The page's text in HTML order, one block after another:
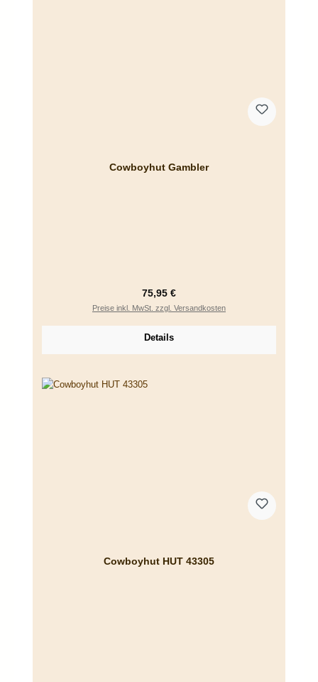
Cowboyhut Gambler
Regulärer Preis:
75,95 €
Preise inkl. MwSt. zzgl. Versandkosten
Details
Cowboyhut HUT 43305